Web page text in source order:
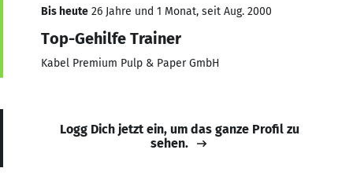
Bis heute 26 Jahre und 1 Monat, seit Aug. 2000
Top-Gehilfe Trainer
Kabel Premium Pulp & Paper GmbH
Logg Dich jetzt ein, um das ganze Profil zu
sehen.